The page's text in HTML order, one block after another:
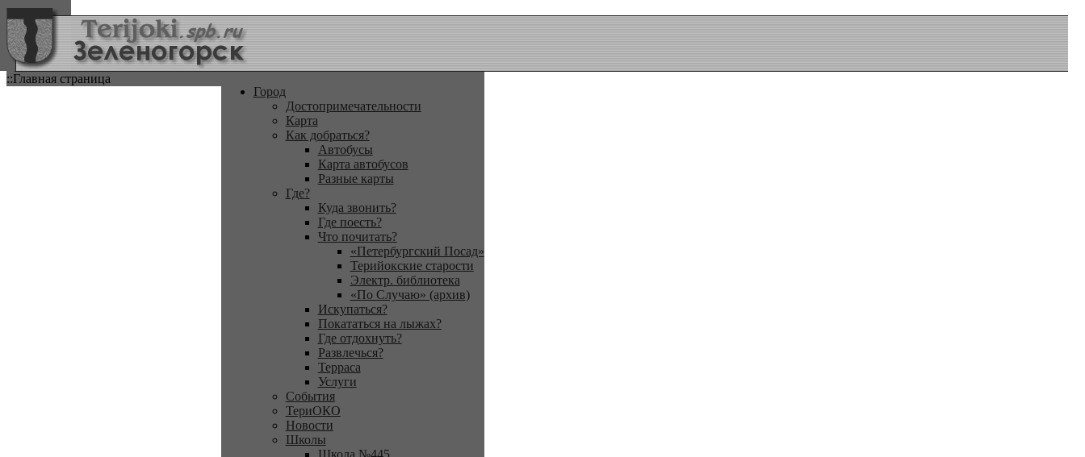
::Главная страница
Город
Достопримечательности
Карта
Как добраться?
Автобусы
Карта автобусов
Разные карты
Где?
Куда звонить?
Где поесть?
Что почитать?
«Петербургский Посад»
Терийокские старости
Электр. библиотека
«По Случаю» (архив)
Искупаться?
Покататься на лыжах?
Где отдохнуть?
Развлечься?
Терраса
Услуги
События
ТериОКО
Новости
Школы
Школа №445